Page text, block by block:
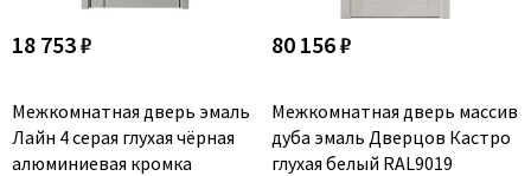
18 753 ₽
Межкомнатная дверь эмаль
Лайн 4 серая глухая чёрная
алюминиевая кромка
80 156 ₽
Межкомнатная дверь массив
дуба эмаль Дверцов Кастро
глухая белый RAL9019